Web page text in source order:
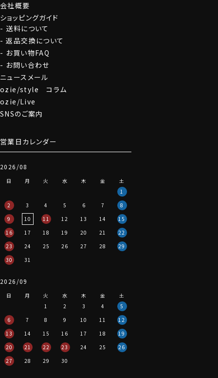
会社概要
ショッピングガイド
送料について
返品交換について
お買い物FAQ
お問い合わせ
ニュースメール
ozie/style コラム
ozie/Live
SNSのご案内
営業日カレンダー
2026/08
日 月 火 水 木 金
土
1
2
3 4 5 6 7
8
9
10 11 12 13 14
15
16
17 18 19 20 21
22
23
24 25 26 27 28
29
30
31
2026/09
日 月 火 水 木 金
土
1
2 3 4
5
6
7 8 9 10 11
12
13
14 15 16 17 18
19
20
21 22 23 24 25
26
27
28 29 30